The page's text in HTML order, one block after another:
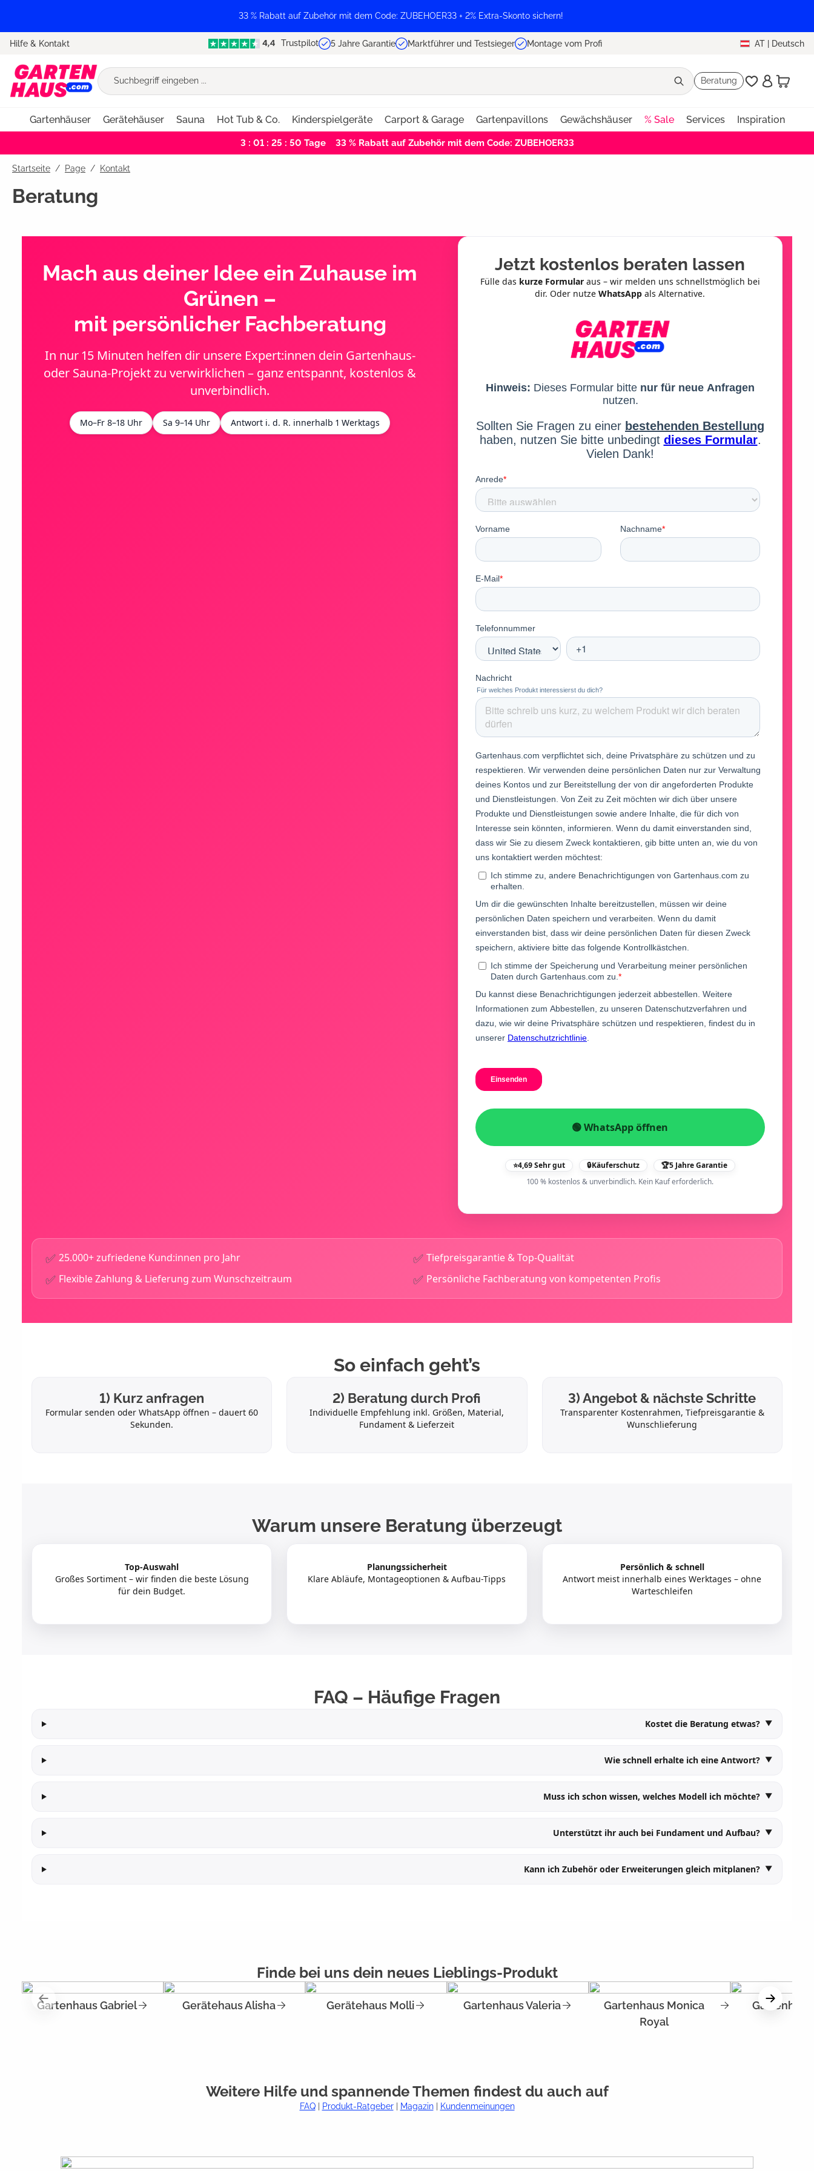
33 % Rabatt auf Zubehör mit dem Code: ZUBEHOER33 + 2% Extra-Skonto sichern!
Hilfe & Kontakt Trustpilot 5 Jahre Garantie Marktführer und Testsieger Montage vom Profi AT | Deutsch
Beratung
Gartenhäuser Gerätehäuser Sauna Hot Tub & Co. Kinderspielgeräte Carport & Garage Gartenpavillons Gewächshäuser % Sale Services Inspiration
3 : 01 : 25 : 49Tage 33 % Rabatt auf Zubehör mit dem Code: ZUBEHOER33
Startseite Page / Kontakt
Beratung
Mach aus deiner Idee ein Zuhause im
Grünen –
mit persönlicher Fachberatung
In nur 15 Minuten helfen dir unsere Expert:innen dein Gartenhaus-
oder Sauna-Projekt zu verwirklichen – ganz entspannt, kostenlos &
unverbindlich.
Mo–Fr 8–18 Uhr Sa 9–14 Uhr Antwort i. d. R. innerhalb 1 Werktags
Jetzt kostenlos beraten lassen
Fülle das kurze Formularaus – wir melden uns schnellstmöglich bei
dir. Oder nutzeWhatsApp als Alternative.
🟢 WhatsApp öffnen
⭐4,69 Sehr gut 🔒Käuferschutz 🏆5 Jahre Garantie
100 % kostenlos & unverbindlich. Kein Kauf erforderlich.
✅ 25.000+ zufriedene Kund:innen pro Jahr ✅ Tiefpreisgarantie & Top-Qualität
✅ Flexible Zahlung & Lieferung zum Wunschzeitraum ✅ Persönliche Fachberatung von kompetenten Profis
So einfach geht’s
1) Kurz anfragen
Formular senden oder WhatsApp öffnen – dauert 60
Sekunden.
2) Beratung durch Profi
Individuelle Empfehlung inkl. Größen, Material,
Fundament & Lieferzeit
3) Angebot & nächste Schritte
Transparenter Kostenrahmen, Tiefpreisgarantie &
Wunschlieferung
Warum unsere Beratung überzeugt
Top-Auswahl
Großes Sortiment – wir finden die beste Lösung
für dein Budget.
Planungssicherheit
Klare Abläufe, Montageoptionen & Aufbau-Tipps
Persönlich & schnell
Antwort meist innerhalb eines Werktages – ohne
Warteschleifen
FAQ – Häufige Fragen
Kostet die Beratung etwas?
Wie schnell erhalte ich eine Antwort?
Muss ich schon wissen, welches Modell ich möchte?
Unterstützt ihr auch bei Fundament und Aufbau?
Kann ich Zubehör oder Erweiterungen gleich mitplanen?
Finde bei uns dein neues Lieblings-Produkt
Gartenhaus Gabriel Gerätehaus Alisha Gerätehaus Molli Gartenhaus Valeria
Gartenhaus Monica
Royal
Weitere Hilfe und spannende Themen findest du auch auf
FAQ| Produkt-Ratgeber| Magazin| Kundenmeinungen